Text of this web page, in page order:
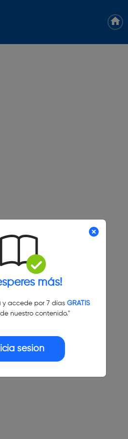
más!
y accede por 7 días GRATIS
nuestro contenido."
sesión